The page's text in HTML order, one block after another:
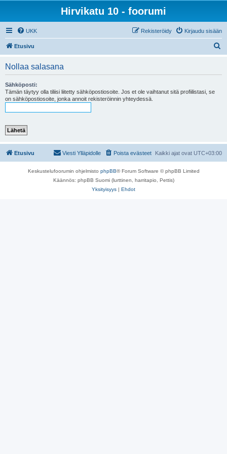
Hirvikatu 10 - foorumi
UKK Kirjaudu sisään
Rekisteröidy
Etusivu
Nollaa salasana
Sähköposti:
Tämän täytyy olla tiliisi liitetty sähköpostiosoite. Jos et ole vaihtanut sitä profiilistasi, se
on sähköpostiosoite, jonka annoit rekisteröinnin yhteydessä.
Etusivu Kaikki ajat ovat UTC+03:00
Poista evästeet
Viesti Ylläpidolle
Keskustelufoorumin ohjelmisto phpBB® Forum Software © phpBB Limited
Käännös: phpBB Suomi (lurttinen, harritapio, Pettis)
Yksityisyys | Ehdot